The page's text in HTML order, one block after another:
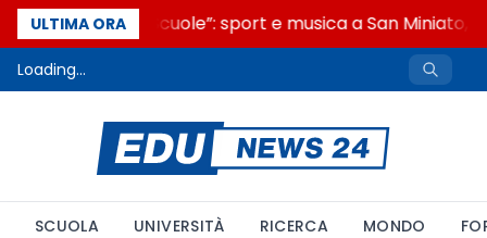
ULTIMA ORA
“Noi siamo le Scuole”: sport e musica a San Miniato,
Loading...
SCUOLA UNIVERSITÀ RICERCA MONDO